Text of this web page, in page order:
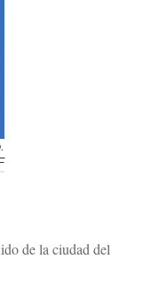
de la ciudad del